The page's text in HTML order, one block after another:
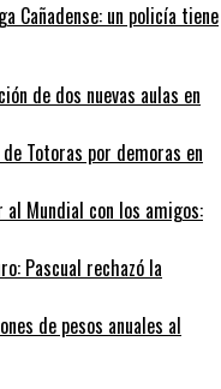
Cañadense: un policía tiene
de dos nuevas aulas en
Totoras por demoras en
Mundial con los amigos:
Pascual rechazó la
de pesos anuales al